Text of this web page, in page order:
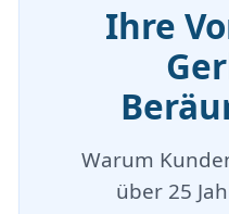
Ihre
Warum
über 25